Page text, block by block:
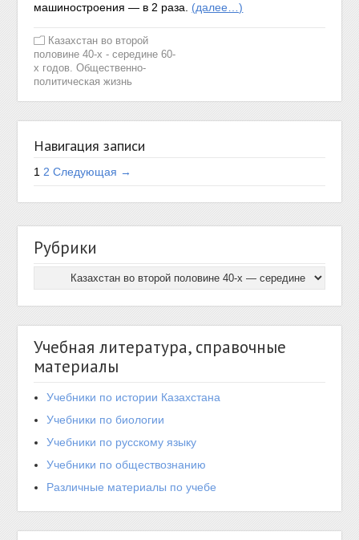
машиностроения — в 2 раза.
(далее…)
Казахстан во второй
половине 40-х - середине 60-
х годов. Общественно-
политическая жизнь
Навигация записи
1 2 Следующая →
Рубрики
Учебная литература, справочные
материалы
Учебники по истории Казахстана
Учебники по биологии
Учебники по русскому языку
Учебники по обществознанию
Различные материалы по учебе